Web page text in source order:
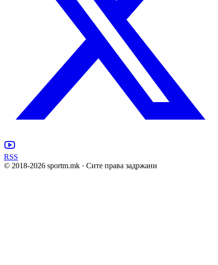
RSS
© 2018-2026 sportm.mk · Сите права задржани